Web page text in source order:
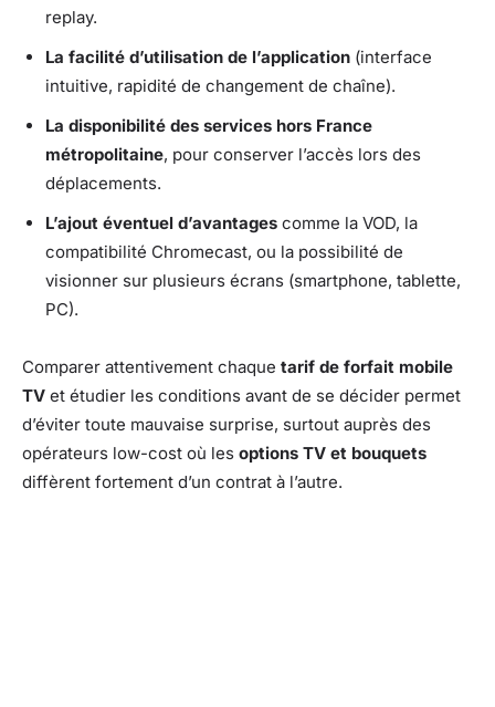
replay.
La facilité d’utilisation de l’application (interface
intuitive, rapidité de changement de chaîne).
La disponibilité des services hors France
métropolitaine, pour conserver l’accès lors des
déplacements.
L’ajout éventuel d’avantages comme la VOD, la
compatibilité Chromecast, ou la possibilité de
visionner sur plusieurs écrans (smartphone, tablette,
PC).
Comparer attentivement chaque tarif de forfait mobile
TV et étudier les conditions avant de se décider permet
d’éviter toute mauvaise surprise, surtout auprès des
opérateurs low-cost où les options TV et bouquets
diffèrent fortement d’un contrat à l’autre.